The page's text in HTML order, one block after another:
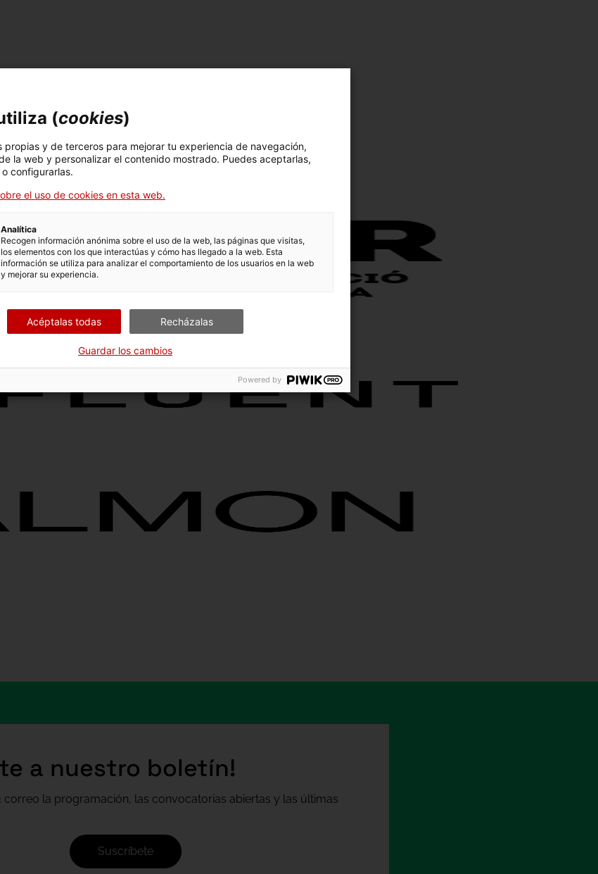
a nuestro boletín!
correo la programación, las convocatorias abiertas y las últimas
Suscríbete
(cookies)
propias y de terceros para mejorar tu experiencia de navegación,
la web y personalizar el contenido mostrado. Puedes aceptarlas,
configurarlas.
el uso de cookies en esta web.
Analítica
Recogen información anónima sobre el uso de la web, las páginas que visitas,
los elementos con los que interactúas y cómo has llegado a la web. Esta
información se utiliza para analizar el comportamiento de los usuarios en la web
y mejorar su experiencia.
Acéptalas todas Recházalas
Guardar los cambios
Powered by